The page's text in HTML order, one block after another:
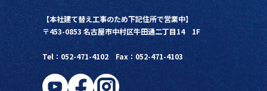
【本社建て替え工事のため下記住所で営業中】
〒453-0853 名古屋市中村区牛田通二丁目14 1F
Tel：052-471-4102 Fax：052-471-4103